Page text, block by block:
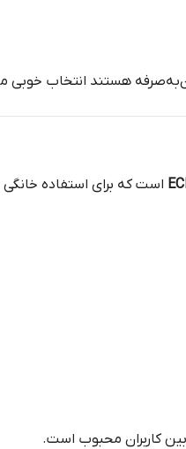
هستند انتخاب
است که برای استفاده
کاربران محبوب است.